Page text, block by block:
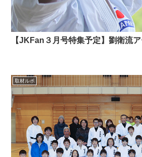
【JKFan３月号特集予定】劉衛流
取材ルポ